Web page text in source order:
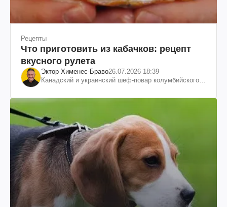
Рецепты
Что приготовить из кабачков: рецепт
вкусного рулета
Эктор Хименес-Браво26.07.2026 18:39
Канадский и украинский шеф-повар колумбийского